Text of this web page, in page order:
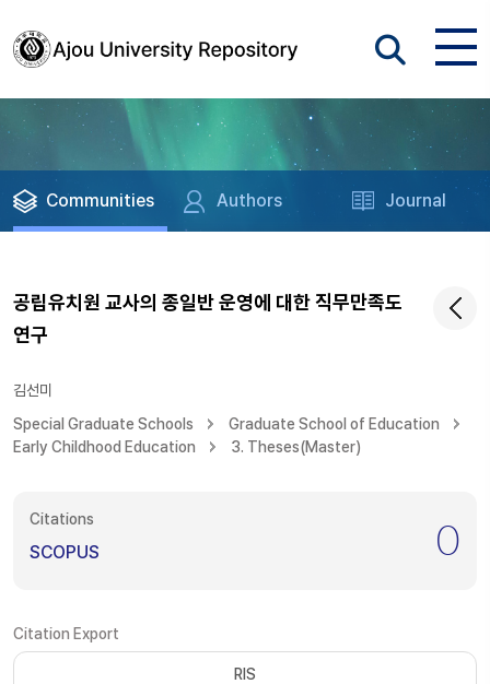
Communities Authors Journal
공립유치원 교사의 종일반 운영에 대한 직무만족도
연구
김선미
Special Graduate Schools
Graduate School of Education
Early Childhood Education
3. Theses(Master)
Citations
SCOPUS 0
Citation Export
RIS